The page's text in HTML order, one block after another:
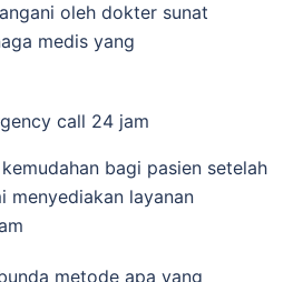
oleh dokter sunat
medis yang
call 24 jam
bagi pasien setelah
menyediakan layanan
metode apa yang